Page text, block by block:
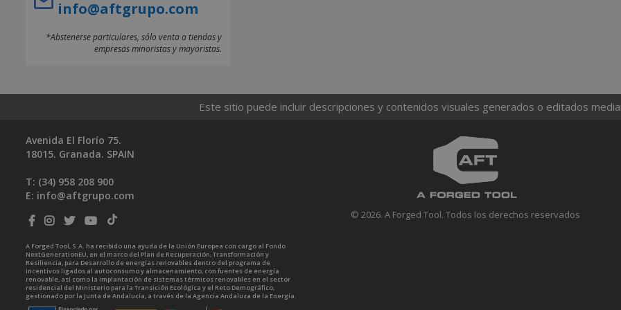
info@aftgrupo.com
*Abstenerse particulares, sólo venta a tiendas y
empresas minoristas y mayoristas.
Este sitio puede incluir descripciones y contenidos visuales generados o editados
© 2026. A Forged Tool. Todos los derechos reservados
Avenida El Florío 75.
18015. Granada. SPAIN
T: (34) 958 208 900
E: info@aftgrupo.com
A Forged Tool, S.A. ha recibido una ayuda de la Unión Europea con cargo al Fondo
NextGenerationEU, en el marco del Plan de Recuperación, Transformación y
Resiliencia, para Desarrollo de energías renovables dentro del programa de
incentivos ligados al autoconsumo y almacenamiento, con fuentes de energía
renovable, así como la implantación de sistemas térmicos renovables en el sector
residencial del Ministerio para la Transición Ecológica y el Reto Demográfico,
gestionado por la Junta de Andalucía, a través de la Agencia Andaluza de la Energía.